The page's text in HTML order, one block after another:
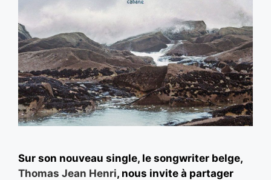
Sur son nouveau single, le songwriter belge,
Thomas Jean Henri, nous invite à partager